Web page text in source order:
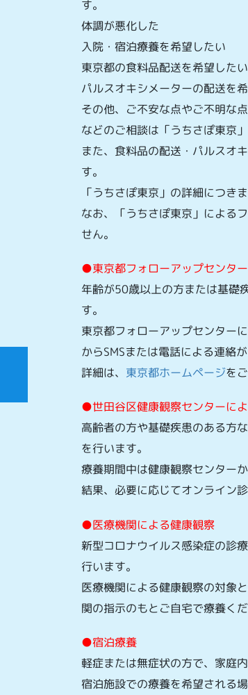
す。
体調が悪化した
入院・宿泊療養を希望したい
東京都の食料品配送を希望したい
パルスオキシメーターの配送を
その他、ご不安な点やご不明な
などのご相談は「うちさぽ東京
また、食料品の配送・パルスオ
す。
「うちさぽ東京」の詳細につきま
なお、「うちさぽ東京」による
せん。
●東京都フォローアップセンタ
年齢が50歳以上の方または基礎
す。
東京都フォローアップセンター
からSMSまたは電話による連絡が
詳細は、 東京都ホームページを
●世田谷区健康観察センターに
高齢者の方や基礎疾患のある方
を行います。
療養期間中は健康観察センター
結果、必要に応じてオンライン
●医療機関による健康観察
新型コロナウイルス感染症の診
行います。
医療機関による健康観察の対象
関の指示のもとご自宅で療養くだ
●宿泊療養
軽症または無症状の方で、家庭
宿泊施設での療養を希望される